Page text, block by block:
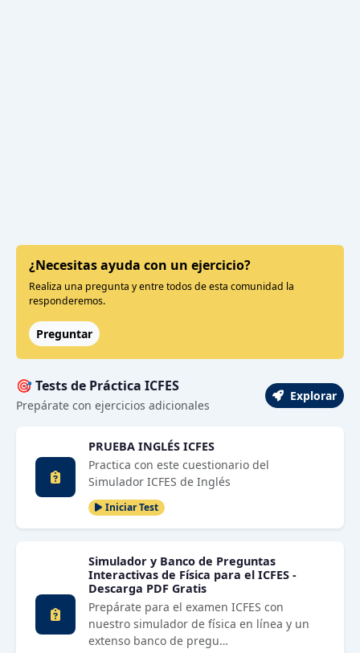
¿Necesitas ayuda con un ejercicio?
Realiza una pregunta y entre todos de esta comunidad la
responderemos.
Preguntar
🎯 Tests de Práctica ICFES
Prepárate con ejercicios adicionales
Explorar
PRUEBA INGLÉS ICFES
Practica con este cuestionario del
Simulador ICFES de Inglés
Iniciar Test
Simulador y Banco de Preguntas
Interactivas de Física para el ICFES -
Descarga PDF Gratis
Prepárate para el examen ICFES con
nuestro simulador de física en línea y un
extenso banco de pregu…